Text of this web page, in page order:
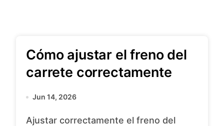
Cómo ajustar el freno del
carrete correctamente
Jun 14, 2026
Ajustar correctamente el freno del